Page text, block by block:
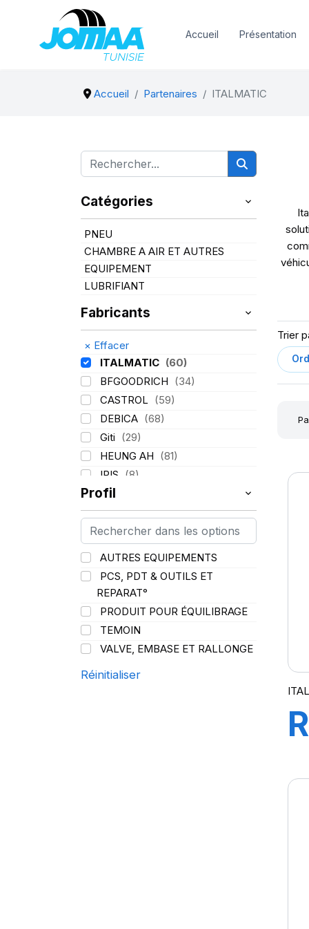
Accueil Présentation
Accueil Partenaires ITALMATIC
Catégories
PNEU
CHAMBRE A AIR ET AUTRES
EQUIPEMENT
LUBRIFIANT
Fabricants
× Effacer
ITALMATIC (60)
BFGOODRICH (34)
CASTROL (59)
DEBICA (68)
Giti (29)
HEUNG AH (81)
IRIS (8)
KLEBER
LASSA (174)
LING LONG (152)
Mondolfo ferro
PIRELLI (419)
PROMETEON
SCHRADER (24)
SPEEDWAYS
Profil
AUTRES EQUIPEMENTS
PCS, PDT & OUTILS ET
REPARAT°
PRODUIT POUR ÉQUILIBRAGE
TEMOIN
VALVE, EMBASE ET RALLONGE
Réinitialiser
Trier